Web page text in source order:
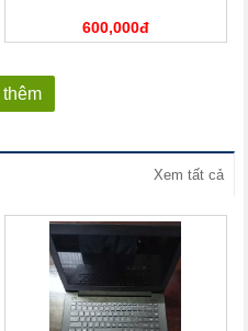
600,000đ
thêm
Xem tất cả